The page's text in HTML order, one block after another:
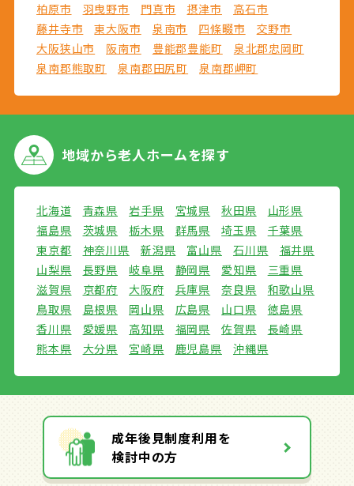
柏原市
羽曳野市 門真市 摂津市
高石市
藤井寺市
東大阪市 泉南市 四條畷市
交野市
大阪狭山市
阪南市 豊能郡豊能町
泉北郡忠岡町
泉南郡熊取町
泉南郡田尻町 泉南郡岬町
地域から老人ホームを探す
北海道 青森県 岩手県 宮城県 秋田県
山形県
福島県
茨城県 栃木県 群馬県 埼玉県
千葉県
東京都
神奈川県 新潟県 富山県 石川県
福井県
山梨県
長野県 岐阜県 静岡県 愛知県
三重県
滋賀県
京都府 大阪府 兵庫県 奈良県
和歌山県
鳥取県
島根県 岡山県 広島県 山口県
徳島県
香川県
愛媛県 高知県 福岡県 佐賀県
長崎県
熊本県
大分県 宮崎県 鹿児島県 沖縄県
成年後見制度利用を
検討中の方